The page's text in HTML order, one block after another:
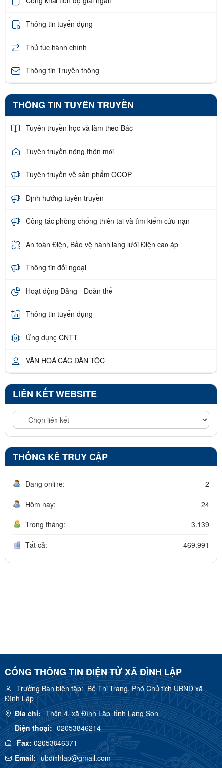
Thông tin tuyển dụng
Thủ tục hành chính
Thông tin Truyền thông
THÔNG TIN TUYÊN TRUYỀN
Tuyên truyền học và làm theo Bác
Tuyên truyền nông thôn mới
Tuyên truyền về sản phẩm OCOP
Định hướng tuyên truyền
Công tác phòng chống thiên tai và tìm kiếm cứu nạn
An toàn Điện, Bảo vệ hành lang lưới Điện cao áp
Thông tin đối ngoại
Hoạt động Đảng - Đoàn thể
Thông tin tuyển dụng
Ứng dụng CNTT
VĂN HOÁ CÁC DÂN TỘC
LIÊN KẾT WEBSITE
THỐNG KÊ TRUY CẬP
Đang online: 2
Hôm nay: 24
Trong tháng: 3.139
Tất cả: 469.991
CỔNG THÔNG TIN ĐIỆN TỬ XÃ ĐÌNH LẬP
Trưởng Ban biên tập:Bế Thị Trang, Phó Chủ tịch UBND xã
Đình Lập
Địa chỉ: Thôn 4, xã Đình Lập, tỉnh Lạng Sơn
Điện thoại: 02053846214
Fax:02053846371
Email: ubdinhlap@gmail.com